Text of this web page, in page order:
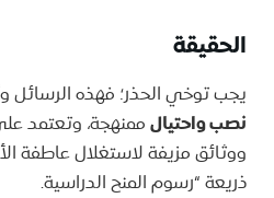
الحقيقة
يجب توخي الحذر؛ فهذه الرسائل
نصب واحتيالممنهجة، وتعتمد
ووثائق مزيفة لاستغلال عاطفة
ذريعة “رسوم المنح الدراسية.